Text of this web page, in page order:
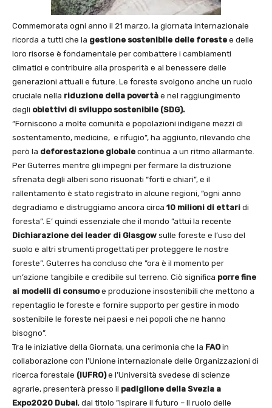
Commemorata ogni anno il 21 marzo, la giornata internazionale
ricorda a tutti che la gestione sostenibile delle foreste e delle
loro risorse è fondamentale per combattere i cambiamenti
climatici e contribuire alla prosperità e al benessere delle
generazioni attuali e future. Le foreste svolgono anche un ruolo
cruciale nella riduzione della povertà e nel raggiungimento
degli obiettivi di sviluppo sostenibile (SDG).
“Forniscono a molte comunità e popolazioni indigene mezzi di
sostentamento, medicine, e rifugio”, ha aggiunto, rilevando che
però la deforestazione globale continua a un ritmo allarmante.
Per Guterres mentre gli impegni per fermare la distruzione
sfrenata degli alberi sono risuonati “forti e chiari”, e il
rallentamento è stato registrato in alcune regioni, “ogni anno
degradiamo e distruggiamo ancora circa 10 milioni di ettari di
foresta”. E’ quindi essenziale che il mondo ”attui la recente
Dichiarazione dei leader di Glasgow sulle foreste e l’uso del
suolo e altri strumenti progettati per proteggere le nostre
foreste”. Guterres ha concluso che ”ora è il momento per
un’azione tangibile e credibile sul terreno. Ciò significa porre fine
ai modelli di consumoe produzione insostenibili che mettono a
repentaglio le foreste e fornire supporto per gestire in modo
sostenibile le foreste nei paesi e nei popoli che ne hanno
bisogno”.
Tra le iniziative della Giornata, una cerimonia che la FAOin
collaborazione con l’Unione internazionale delle Organizzazioni di
ricerca forestale (IUFRO)e l’Università svedese di scienze
agrarie, presenterà presso il padiglione della Svezia a
Expo2020 Dubai, dal titolo ”Ispirare il futuro – Il ruolo delle